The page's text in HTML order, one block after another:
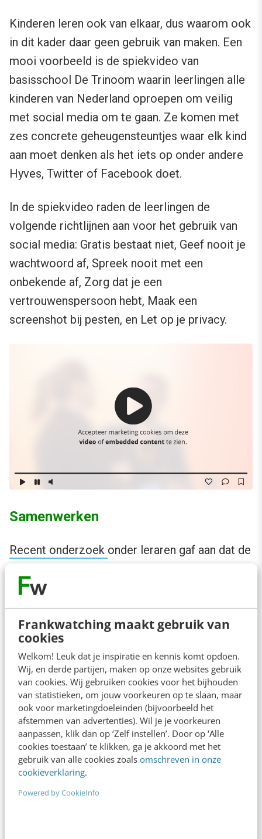
Frankwatching maakt gebruik van
cookies
Welkom! Leuk dat je inspiratie en kennis komt opdoen.
Wij, en derde partijen, maken op onze websites gebruik
van cookies. Wij gebruiken cookies voor het bijhouden
van statistieken, om jouw voorkeuren op te slaan, maar
ook voor marketingdoeleinden (bijvoorbeeld het
afstemmen van advertenties). Wil je je voorkeuren
aanpassen, klik dan op ‘Zelf instellen’. Door op ‘Alle
cookies toestaan’ te klikken, ga je akkoord met het
gebruik van alle cookies zoals omschreven in onze
cookieverklaring.
Powered by CookieInfo
Kinderen leren ook van elkaar, dus waarom ook
in dit kader daar geen gebruik van maken. Een
mooi voorbeeld is de spiekvideo van
basisschool De Trinoom waarin leerlingen alle
kinderen van Nederland oproepen om veilig
met social media om te gaan. Ze komen met
zes concrete geheugensteuntjes waar elk kind
aan moet denken als het iets op onder andere
Hyves, Twitter of Facebook doet.
In de spiekvideo raden de leerlingen de
volgende richtlijnen aan voor het gebruik van
social media: Gratis bestaat niet, Geef nooit je
wachtwoord af, Spreek nooit met een
onbekende af, Zorg dat je een
vertrouwenspersoon hebt, Maak een
screenshot bij pesten, en Let op je privacy.
Samenwerken
Recent onderzoek onder leraren gaf aan dat de
ligt bij vergaderingen, niet-lesgevende taken,
ondersteuning van ICT-middelen. Social media
bieden veel mogelijkheden om efficiënter tijd-
en plaatsonafhankelijk samen te werken en
online kennis te delen met collega’s maar ook
met ouders (ouderbetrokkenheid).
Externe Communicatie
Vorig jaar schreef ik al in mijn blog “ van #rotschool
naar #topschool @socialmedia” over het feit dat
scholen in het kader van profilering op zoek zouden
vanuit hun identiteit de externe